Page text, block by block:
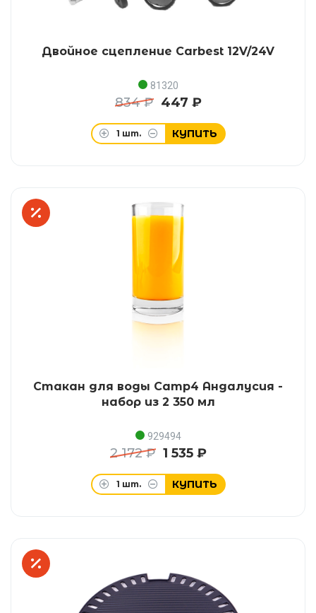
Двойное сцепление Carbest 12V/24V
81320
834 ₽ 447 ₽
1 шт. КУПИТЬ
Стакан для воды Camp4 Андалусия -
набор из 2 350 мл
929494
2 172 ₽ 1 535 ₽
1 шт. КУПИТЬ